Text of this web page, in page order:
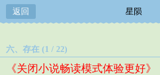
返回 星陨
六、存在 (1 / 22)
《关闭小说畅读模式体验更好》